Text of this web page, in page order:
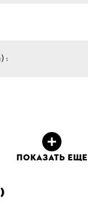
:
ПОКАЗАТЬ ЕЩЕ